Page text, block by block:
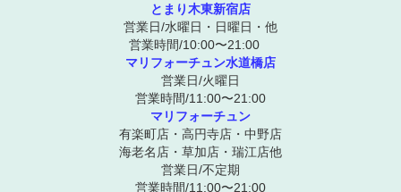
とまり木東新宿店
営業日/水曜日・日曜日・他
営業時間/10:00〜21:00
マリフォーチュン水道橋店
営業日/火曜日
営業時間/11:00〜21:00
マリフォーチュン
有楽町店・高円寺店・中野店
海老名店・草加店・瑞江店他
営業日/不定期
営業時間/11:00〜21:00